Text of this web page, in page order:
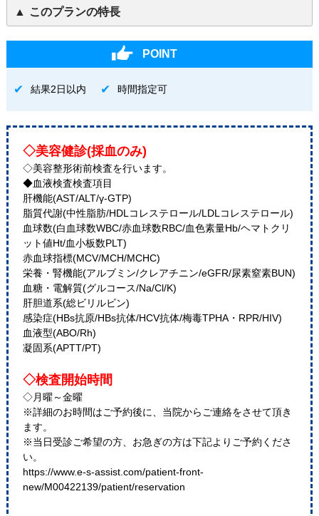
このプランの特長
POINT
結果2日以内 時間指定可
◇美容健診(採血のみ)
◇美容整形術前検査を行います。
◆血液検査検査項目
肝機能(AST/ALT/γ-GTP)
脂質代謝(中性脂肪/HDLコレステロール/LDLコレステロール)
血球数(白血球数WBC/赤血球数RBC/血色素量Hb/ヘマトクリ
ット値Ht/血小板数PLT)
赤血球指標(MCV/MCH/MCHC)
栄養・腎機能(アルブミン/クレアチニン/eGFR/尿素窒素BUN)
血糖・電解質(グルコース/Na/Cl/K)
肝胆道系(総ビリルビン)
感染症(HBs抗原/HBs抗体/HCV抗体/梅毒TPHA・RPR/HIV)
血液型(ABO/Rh)
凝固系(APTT/PT)
◇検査開始時間
◇月曜～金曜
※詳細のお時間はご予約後に、当院からご連絡をさせて頂き
ます。
※当日受診ご希望の方、お急ぎの方は下記よりご予約くださ
い。
https://www.e-s-assist.com/patient-front-
new/M00422139/patient/reservation